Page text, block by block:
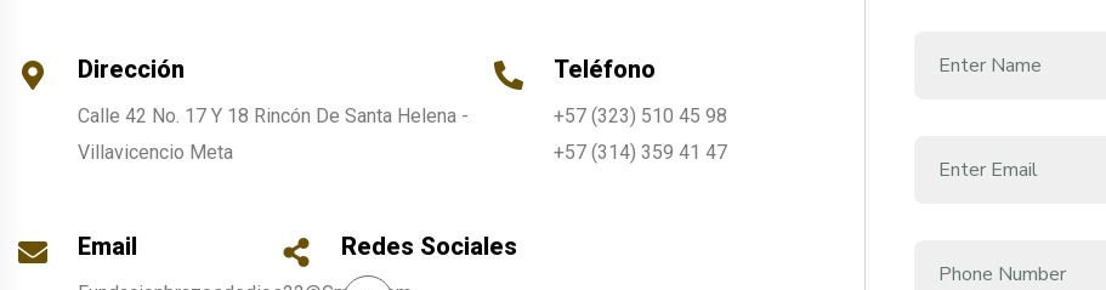
Dirección
Calle 42 No. 17 Y 18 Rincón De Santa Helena -
Villavicencio Meta
Teléfono
+57 (323) 510 45 98
+57 (314) 359 41 47
Email Redes Sociales